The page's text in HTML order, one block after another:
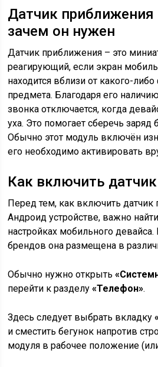
Датчик приближения
зачем он нужен
Датчик приближения – это
реагирующий, если экран
находится вблизи от какого-
предмета. Благодаря его
звонка отключается, когда
уха. Это помогает сберечь заряд
Обычно этот модуль включён
его необходимо активировать
Как включить
Перед тем, как включить датчик
Андроид устройстве, важно
настройках мобильного
брендов она размещена в
Обычно нужно открыть
перейти к разделу«Телефон».
Здесь следует выбрать вкладку
и сместить бегунок напротив
модуля в рабочее положение